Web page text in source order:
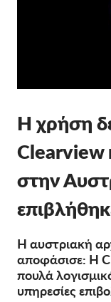
Η χρήση
Clearview
στην
Η αυστριακή
αποφάσισε: Η
πουλά
υπηρεσίες